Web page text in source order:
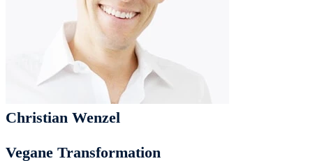
Christian Wenzel
Vegane Transformation